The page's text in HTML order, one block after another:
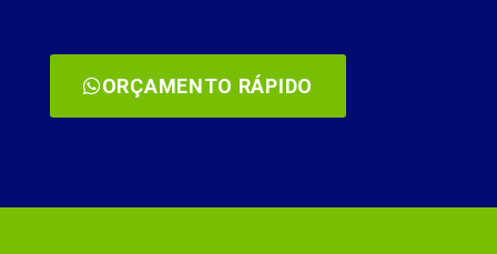
ORÇAMENTO RÁPIDO